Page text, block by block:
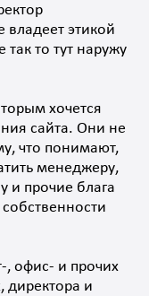
владеет этикой
то тут наружу
хочется
сайта. Они не
что понимают,
менеджеру,
и прочие блага
, офис- и прочих
и